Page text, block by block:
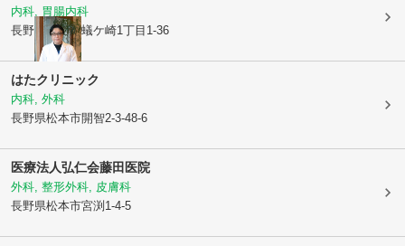
内科, 胃腸内科
長野県松本市蟻ケ崎1丁目1-36
はたクリニック
内科, 外科
長野県松本市開智2-3-48-6
医療法人弘仁会藤田医院
外科, 整形外科, 皮膚科
長野県松本市宮渕1-4-5